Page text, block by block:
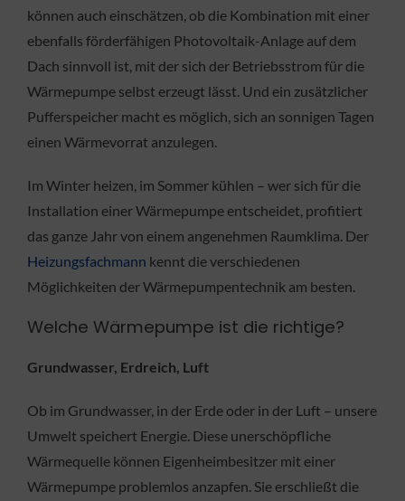
können auch einschätzen, ob die Kombination mit einer
ebenfalls förderfähigen Photovoltaik-Anlage auf dem
Dach sinnvoll ist, mit der sich der Betriebsstrom für die
Wärmepumpe selbst erzeugt lässt. Und ein zusätzlicher
Pufferspeicher macht es möglich, sich an sonnigen Tagen
einen Wärmevorrat anzulegen.
Im Winter heizen, im Sommer kühlen – wer sich für die
Installation einer Wärmepumpe entscheidet, profitiert
das ganze Jahr von einem angenehmen Raumklima. Der
Heizungsfachmann kennt die verschiedenen
Möglichkeiten der Wärmepumpentechnik am besten.
Welche Wärmepumpe ist die richtige?
Grundwasser, Erdreich, Luft
Ob im Grundwasser, in der Erde oder in der Luft – unsere
Umwelt speichert Energie. Diese unerschöpfliche
Wärmequelle können Eigenheimbesitzer mit einer
Wärmepumpe problemlos anzapfen. Sie erschließt die